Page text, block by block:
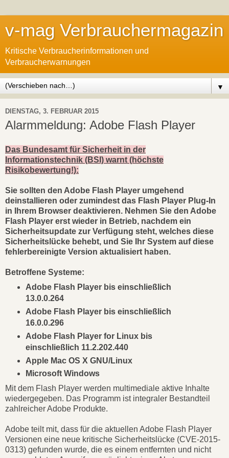
v-mag Verbrauchermagazin
Kritische Verbraucherinformationen und
Verbraucherwarnungen
▼
DIENSTAG, 3. FEBRUAR 2015
Alarmmeldung: Adobe Flash Player
Das Bundesamt für Sicherheit in der
Informationstechnik (BSI) warnt (höchste
Risikobewertung!):
Sie sollten den Adobe Flash Player umgehend
deinstallieren oder zumindest das Flash Player Plug-In
in Ihrem Browser deaktivieren. Nehmen Sie den Adobe
Flash Player erst wieder in Betrieb, nachdem ein
Sicherheitsupdate zur Verfügung steht, welches diese
Sicherheitslücke behebt, und Sie Ihr System auf diese
fehlerbereinigte Version aktualisiert haben.
Betroffene Systeme:
Adobe Flash Player bis einschließlich
13.0.0.264
Adobe Flash Player bis einschließlich
16.0.0.296
Adobe Flash Player for Linux bis
einschließlich 11.2.202.440
Apple Mac OS X GNU/Linux
Microsoft Windows
Mit dem Flash Player werden multimediale aktive Inhalte
wiedergegeben. Das Programm ist integraler Bestandteil
zahlreicher Adobe Produkte.
Adobe teilt mit, dass für die aktuellen Adobe Flash Player
Versionen eine neue kritische Sicherheitslücke (CVE-2015-
0313) gefunden wurde, die es einem entfernten und nicht